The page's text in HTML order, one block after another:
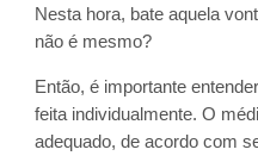
Nesta hora, bate aquela
não é mesmo?
Então, é importante
feita individualmente. O
adequado, de acordo com